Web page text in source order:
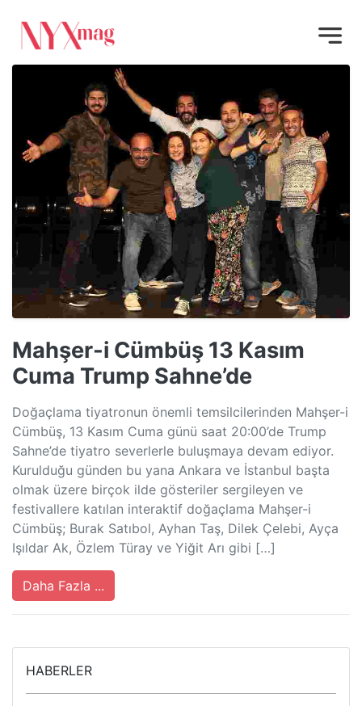
Mahşer-i Cümbüş 13 Kasım
Cuma Trump Sahne’de
Doğaçlama tiyatronun önemli temsilcilerinden Mahşer-i
Cümbüş, 13 Kasım Cuma günü saat 20:00’de Trump
Sahne’de tiyatro severlerle buluşmaya devam ediyor.
Kurulduğu günden bu yana Ankara ve İstanbul başta
olmak üzere birçok ilde gösteriler sergileyen ve
festivallere katılan interaktif doğaçlama Mahşer-i
Cümbüş; Burak Satıbol, Ayhan Taş, Dilek Çelebi, Ayça
Işıldar Ak, Özlem Türay ve Yiğit Arı gibi […]
Daha Fazla ...
HABERLER